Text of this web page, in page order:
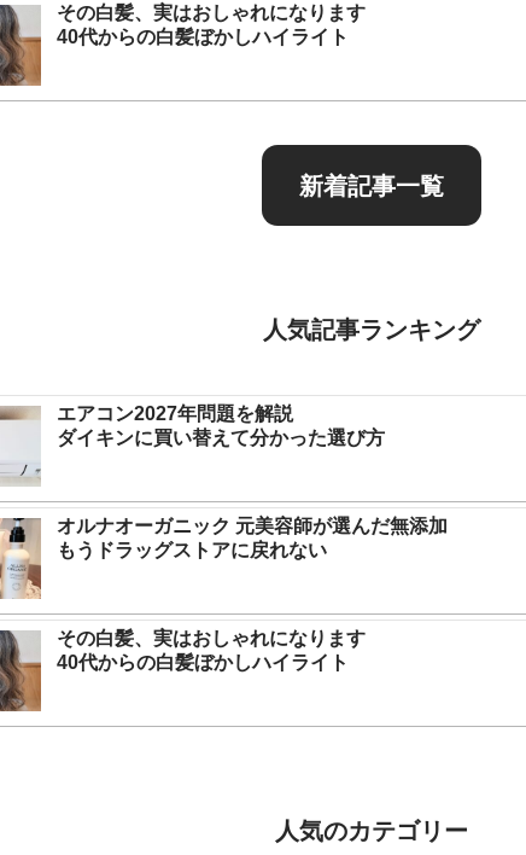
その白髪、実はおしゃれになります
40代からの白髪ぼかしハイライト
新着記事一覧
人気記事ランキング
エアコン2027年問題を解説
ダイキンに買い替えて分かった選び方
オルナオーガニック 元美容師が選んだ無添加
もうドラッグストアに戻れない
その白髪、実はおしゃれになります
40代からの白髪ぼかしハイライト
人気のカテゴリー